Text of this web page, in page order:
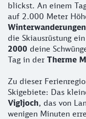
blickst. An einem
auf 2.000 Meter
Winterwanderungen
die Skiausrüstung
2000 deine
Tag in der Therme
Zu dieser
Skigebiete: Das
Vigljoch, das von
wenigen Minuten